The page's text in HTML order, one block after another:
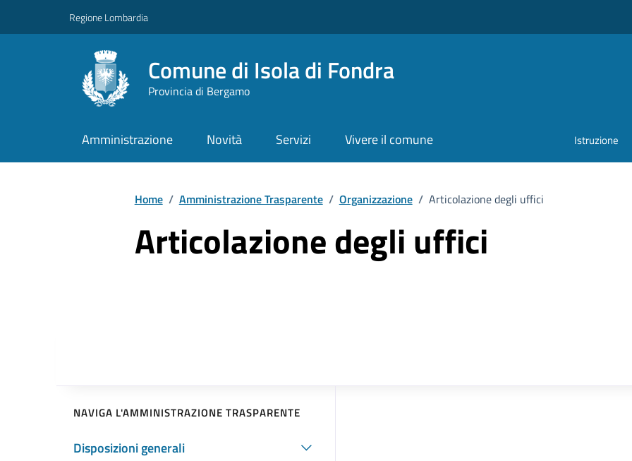
Regione Lombardia
Comune di Isola di Fondra
Provincia di Bergamo
Amministrazione Novità Servizi Vivere il comune Istruzione
Home / Amministrazione Trasparente / Organizzazione / Articolazione degli uffici
Articolazione degli uffici
NAVIGA L'AMMINISTRAZIONE TRASPARENTE
Disposizioni generali